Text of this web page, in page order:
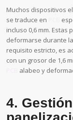
Muchos dispositivos
se traduce en
incluso 0,6 mm.
deformarse durante
requisito estricto, es
con un grosor de 1,6
alabeo y
4.